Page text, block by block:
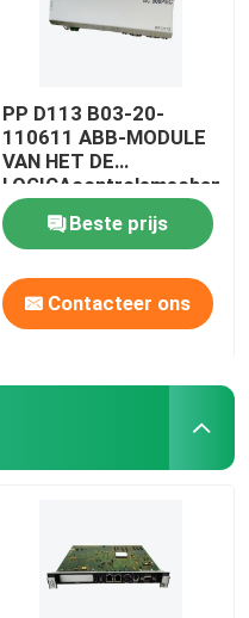
PP D113 B03-20-
110611 ABB-MODULE
VAN HET DE
VAN DCS DE
PROGRAMMEERBARE
Beste prijs
Contacteer ons